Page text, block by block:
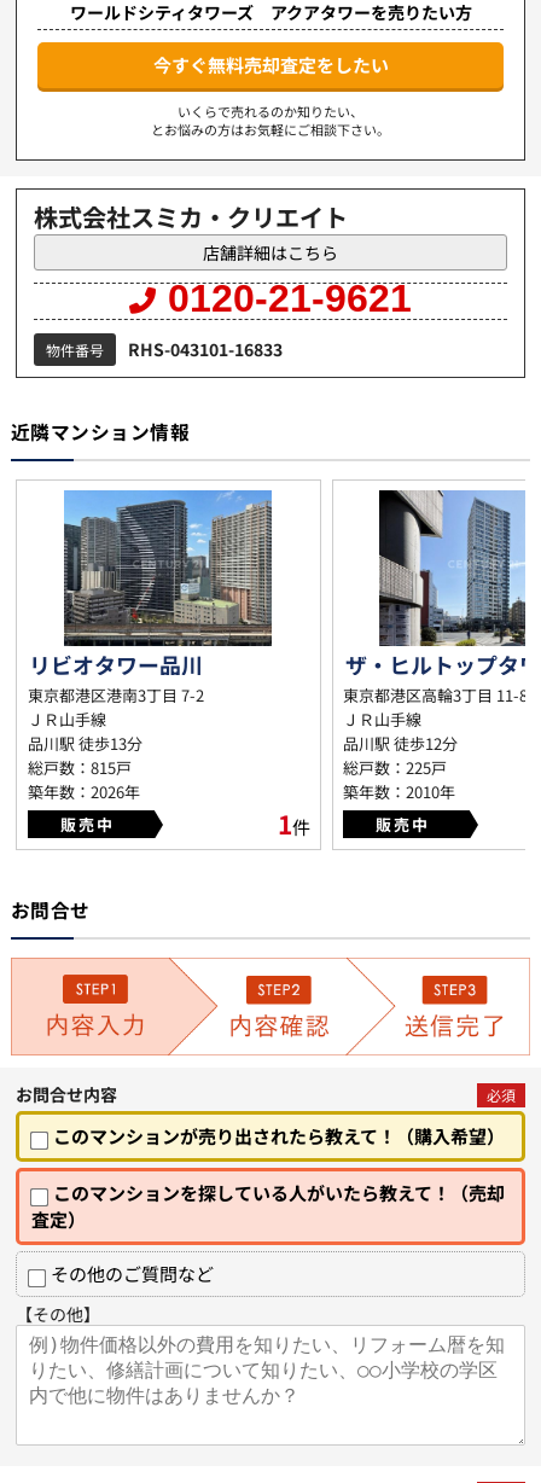
ワールドシティタワーズ アクアタワーを売りたい方
今すぐ無料売却査定をしたい
いくらで売れるのか知りたい、
とお悩みの方はお気軽にご相談下さい。
株式会社スミカ・クリエイト
店舗詳細はこちら
0120-21-9621
物件番号 RHS-043101-16833
近隣マンション情報
リビオタワー品川
東京都港区港南3丁目 7-2
ＪＲ山手線
品川駅 徒歩13分
総戸数：815戸
築年数：2026年
販売中
1件
東京都港区高輪3丁目 11-8
ＪＲ山手線
品川駅 徒歩12分
総戸数：225戸
築年数：2010年
販売中
お問合せ
お問合せ内容 必須
このマンションが売り出されたら教えて！（購入希望）
このマンションを探している人がいたら教えて！（売却
査定）
その他のご質問など
【その他】